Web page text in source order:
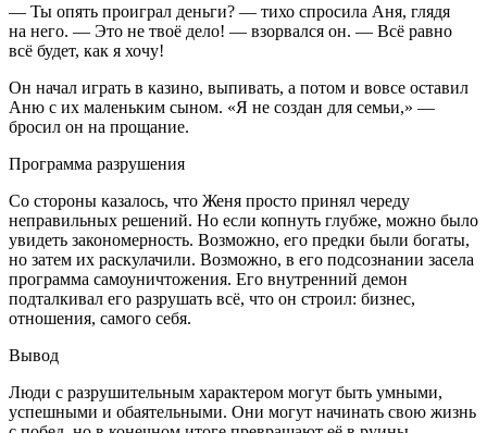
— Ты опять проиграл деньги? — тихо спросила Аня, глядя
на него. — Это не твоё дело! — взорвался он. — Всё равно
всё будет, как я хочу!
Он начал играть в казино, выпивать, а потом и вовсе оставил
Аню с их маленьким сыном. «Я не создан для семьи,» —
бросил он на прощание.
Программа разрушения
Со стороны казалось, что Женя просто принял череду
неправильных решений. Но если копнуть глубже, можно было
увидеть закономерность. Возможно, его предки были богаты,
но затем их раскулачили. Возможно, в его подсознании засела
программа самоуничтожения. Его внутренний демон
подталкивал его разрушать всё, что он строил: бизнес,
отношения, самого себя.
Вывод
Люди с разрушительным характером могут быть умными,
успешными и обаятельными. Они могут начинать свою жизнь